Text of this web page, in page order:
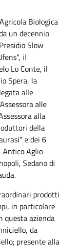
Biologica
un decennio
Slow
il
Lo Conte, il
Spera, la
alle
alle
alla
della
e dei 6
Antico Aglio
Sedano di
prodotti
in particolare
questa azienda
da
presente alla